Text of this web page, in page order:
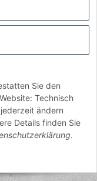
GmbH Sie den
Technisch
ändern
Details finden Sie
.